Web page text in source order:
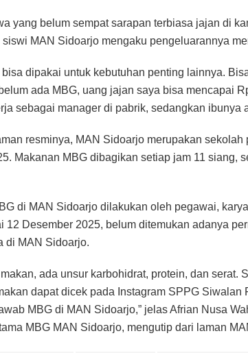
yang belum sempat sarapan terbiasa jajan di
MAN Sidoarjo mengaku pengeluarannya
bisa dipakai untuk kebutuhan penting lainnya.
ada MBG, uang jajan saya bisa mencapai
sebagai manager di pabrik, sedangkan ibunya
resminya, MAN Sidoarjo merupakan sekolah
Makanan MBG dibagikan setiap jam 11 siang,
di MAN Sidoarjo dilakukan oleh pegawai,
12 Desember 2025, belum ditemukan adanya
di MAN Sidoarjo.
ada unsur karbohidrat, protein, dan serat.
dapat dicek pada Instagram SPPG Siwalan
MBG di MAN Sidoarjo,” jelas Afrian Nusa
MBG MAN Sidoarjo, mengutip dari laman